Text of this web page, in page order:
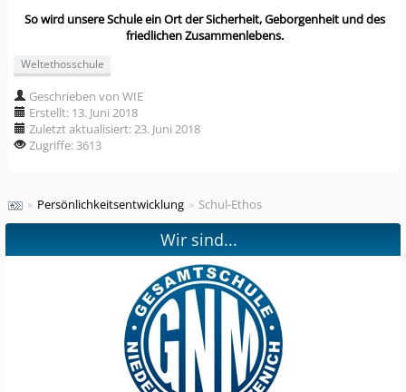
So wird unsere Schule ein Ort der Sicherheit, Geborgenheit und des
friedlichen Zusammenlebens.
Weltethosschule
Geschrieben von WIE
Erstellt: 13. Juni 2018
Zuletzt aktualisiert: 23. Juni 2018
Zugriffe: 3613
» Persönlichkeitsentwicklung » Schul-Ethos
Wir sind...